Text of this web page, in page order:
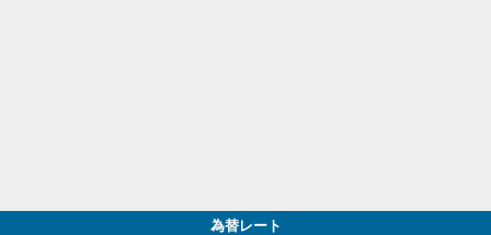
為替レート